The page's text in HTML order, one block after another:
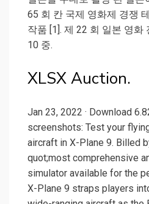
65 회 칸 국제 영화제 경쟁
작품 [1]. 제 22 회 일본 영화
10 중.
XLSX Auction.
Jan 23, 2022 · Download
screenshots: Test your
aircraft in X-Plane 9. Billed
quot;most comprehensive
simulator available for the
X-Plane 9 straps players